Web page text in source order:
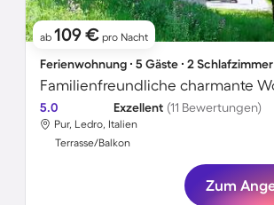
ab 109 € pro Nacht
Ferienwohnung ∙ 5 Gäste ∙ 2 Schlafzimmer
5.0 Exzellent (11 Bewertungen)
Pur, Ledro, Italien
Terrasse/Balkon
Zum